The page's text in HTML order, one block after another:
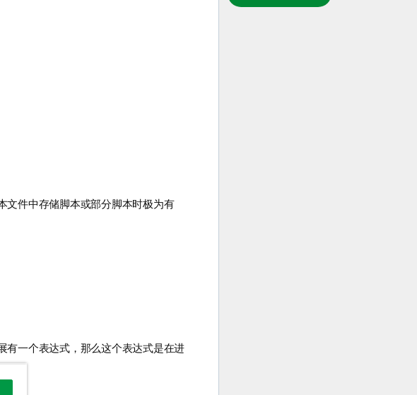
文件中存储脚本或部分脚本时极为有
有一个表达式，那么这个表达式是在进